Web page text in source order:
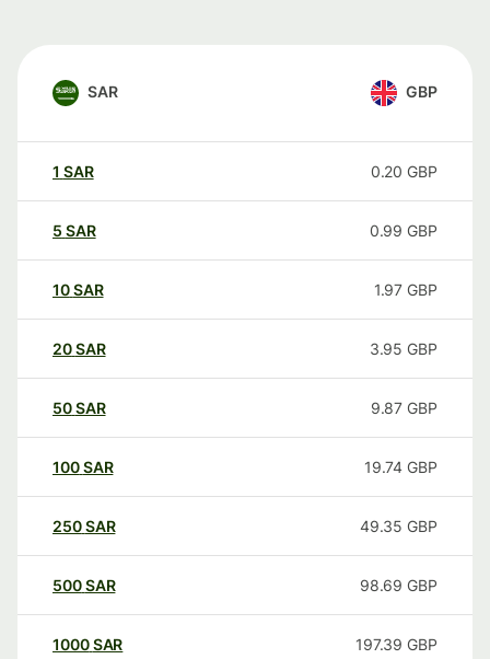
SAR GBP
1 SAR 0.20 GBP
5 SAR 0.99 GBP
10SAR 1.97 GBP
20SAR 3.95 GBP
50SAR 9.87 GBP
100SAR 19.74 GBP
250SAR 49.35 GBP
500SAR 98.69 GBP
1000SAR 197.39 GBP